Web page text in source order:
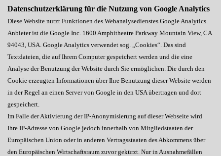
Datenschutzerklärung für die Nutzung von Google Analytics
Diese Website nutzt Funktionen des Webanalysedienstes Google Analytics.
Anbieter ist die Google Inc. 1600 Amphitheatre Parkway Mountain View, CA
94043, USA. Google Analytics verwendet sog. „Cookies“. Das sind
Textdateien, die auf Ihrem Computer gespeichert werden und die eine
Analyse der Benutzung der Website durch Sie ermöglichen. Die durch den
Cookie erzeugten Informationen über Ihre Benutzung dieser Website werden
in der Regel an einen Server von Google in den USA übertragen und dort
gespeichert.
Im Falle der Aktivierung der IP-Anonymisierung auf dieser Webseite wird
Ihre IP-Adresse von Google jedoch innerhalb von Mitgliedstaaten der
Europäischen Union oder in anderen Vertragsstaaten des Abkommens über
den Europäischen Wirtschaftsraum zuvor gekürzt. Nur in Ausnahmefällen